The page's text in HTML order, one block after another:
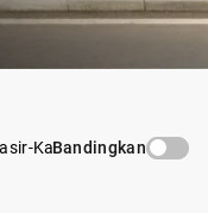
Kaliki-Bandung
Bandingkan